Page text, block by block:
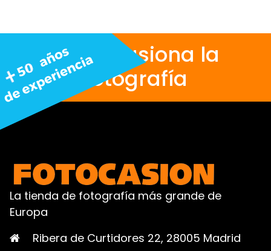
Nos apasiona la
fotografía
La tienda de fotografía más grande de
Europa
Ribera de Curtidores 22, 28005 Madrid